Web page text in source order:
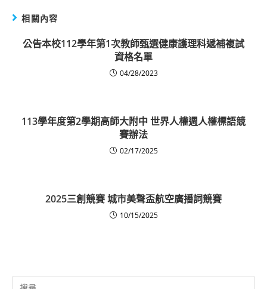
相關內容
公告本校112學年第1次教師甄選健康護理科遞補複試
資格名單
04/28/2023
113學年度第2學期高師大附中 世界人權週人權標語競
賽辦法
02/17/2025
2025三創競賽 城市美聲盃航空廣播詞競賽
10/15/2025
Search